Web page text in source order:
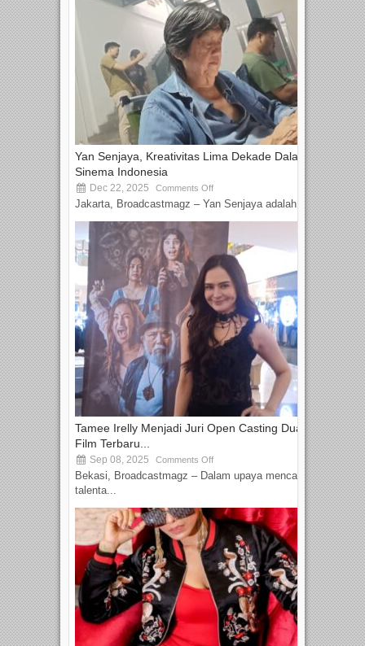
Yan Senjaya, Kreativitas Lima Dekade Dalam
Sinema Indonesia
Dec 22, 2025 Comments Off
Jakarta, Broadcastmagz – Yan Senjaya adalah...
Tamee Irelly Menjadi Juri Open Casting Dua
Film Terbaru...
Sep 08, 2025 Comments Off
Bekasi, Broadcastmagz – Dalam upaya mencari
talenta...